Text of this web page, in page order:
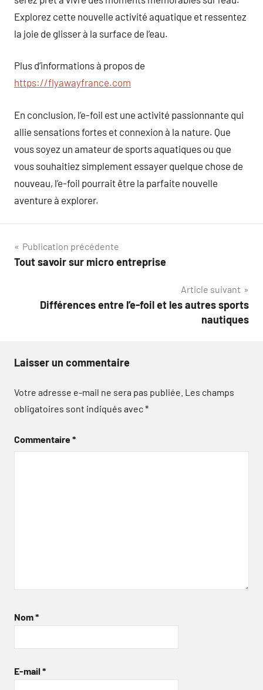
Explorez cette nouvelle activité aquatique et ressentez
la joie de glisser à la surface de l’eau.
Plus d’informations à propos de
https://flyawayfrance.com
En conclusion, l’e-foil est une activité passionnante qui
allie sensations fortes et connexion à la nature. Que
vous soyez un amateur de sports aquatiques ou que
vous souhaitiez simplement essayer quelque chose de
nouveau, l’e-foil pourrait être la parfaite nouvelle
aventure à explorer.
Navigation
de
Publication précédente
Tout savoir sur micro entreprise
Article suivant
Différences entre l’e-foil et les autres sports
nautiques
Laisser un commentaire
Votre adresse e-mail ne sera pas publiée. Les champs
obligatoires sont indiqués avec*
Commentaire*
Nom*
E-mail *